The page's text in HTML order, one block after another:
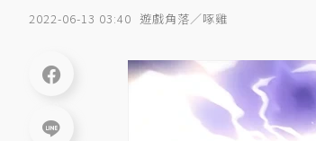
2022-06-13 03:40 遊戲角落／啄雞